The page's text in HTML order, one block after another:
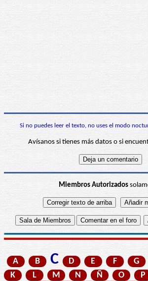
Si no puedes leer el texto, no uses el modo
Avísanos si tienes más datos o si
Miembros Autorizados
A B C D E F G
K
L M N Ñ O P